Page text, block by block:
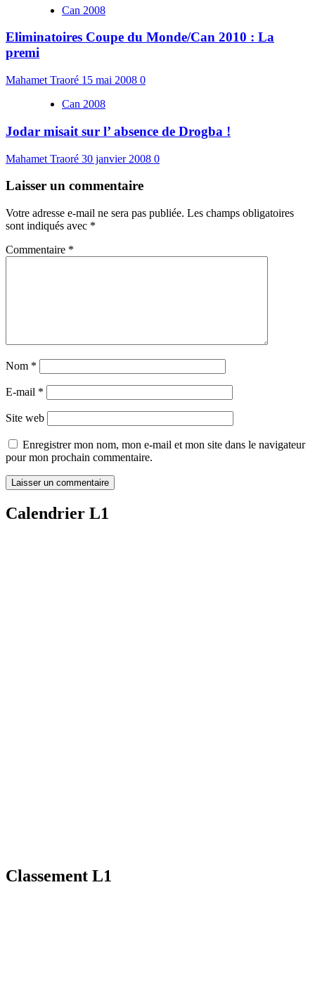
Can 2008
Eliminatoires Coupe du Monde/Can 2010 : La
premi
Mahamet Traoré 15 mai 2008 0
Can 2008
Jodar misait sur l’ absence de Drogba !
Mahamet Traoré 30 janvier 2008 0
Laisser un commentaire
Votre adresse e-mail ne sera pas publiée. Les champs obligatoires
sont indiqués avec *
Commentaire *
Nom *
E-mail *
Site web
Enregistrer mon nom, mon e-mail et mon site dans le navigateur
pour mon prochain commentaire.
Calendrier L1
Classement L1